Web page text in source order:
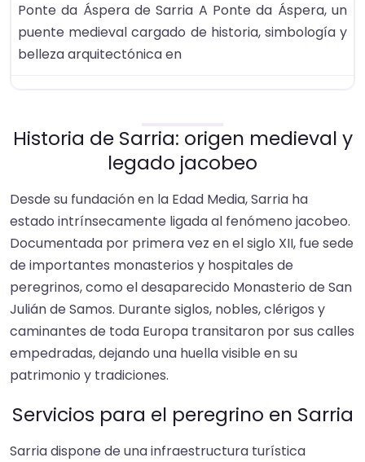
Ponte da Áspera de Sarria A Ponte da Áspera, un
puente medieval cargado de historia, simbología y
belleza arquitectónica en
Historia de Sarria: origen medieval y
legado jacobeo
Desde su fundación en la Edad Media, Sarria ha
estado intrínsecamente ligada al fenómeno jacobeo.
Documentada por primera vez en el siglo XII, fue sede
de importantes monasterios y hospitales de
peregrinos, como el desaparecido Monasterio de San
Julián de Samos. Durante siglos, nobles, clérigos y
caminantes de toda Europa transitaron por sus calles
empedradas, dejando una huella visible en su
patrimonio y tradiciones.
Servicios para el peregrino en Sarria
Sarria dispone de una infraestructura turística